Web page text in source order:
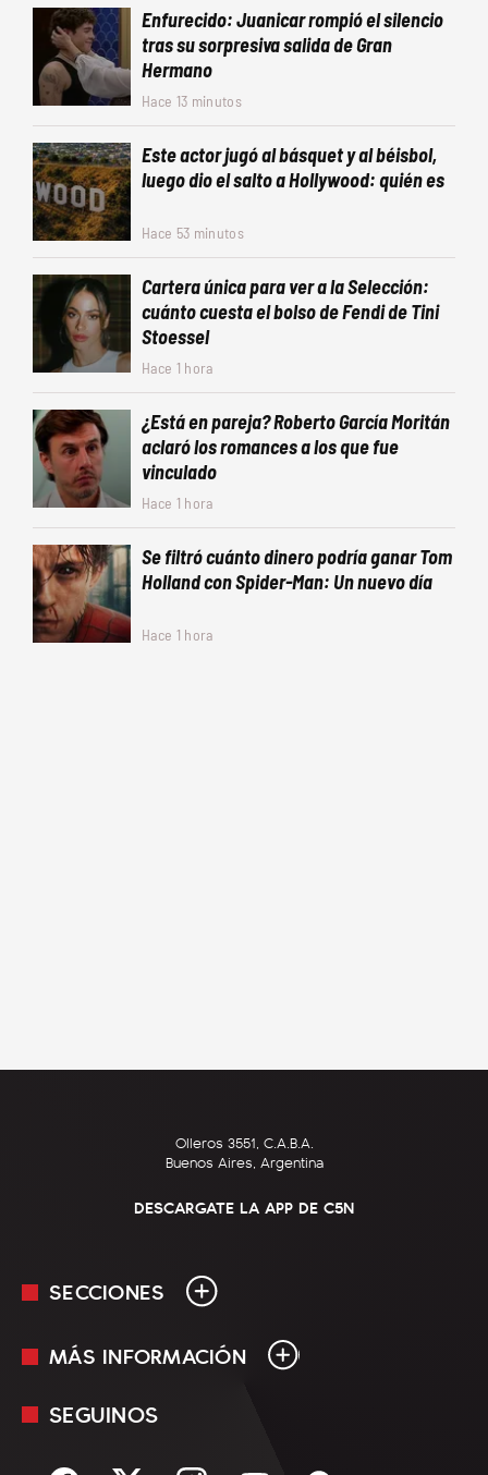
Enfurecido: Juanicar rompió el silencio
tras su sorpresiva salida de Gran
Hermano
Hace 13 minutos
Este actor jugó al básquet y al béisbol,
luego dio el salto a Hollywood: quién es
Hace 53 minutos
Cartera única para ver a la Selección:
cuánto cuesta el bolso de Fendi de Tini
Stoessel
Hace 1 hora
¿Está en pareja? Roberto García Moritán
aclaró los romances a los que fue
vinculado
Hace 1 hora
Se filtró cuánto dinero podría ganar Tom
Holland con Spider-Man: Un nuevo día
Hace 1 hora
Olleros 3551, C.A.B.A.
Buenos Aires, Argentina
DESCARGATE LA APP DE C5N
SECCIONES
En Vivo
MÁS INFORMACIÓN
Mediakit
Términos y condiciones
SEGUINOS